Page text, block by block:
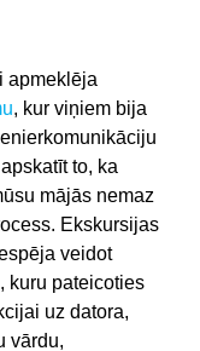
apmeklēja
, kur viņiem bija
to, ka
mājās nemaz
Ekskursijas
veidot
kuru pateicoties
uz datora,
vārdu,